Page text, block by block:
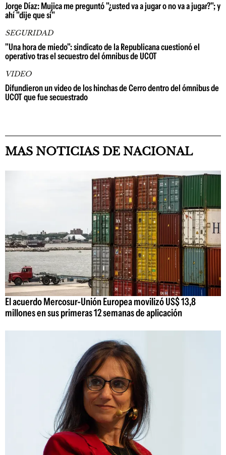
Jorge Díaz: Mujica me preguntó "¿usted va a jugar o no va a jugar?"; y
ahí "dije que sí"
SEGURIDAD
"Una hora de miedo": sindicato de la Republicana cuestionó el
operativo tras el secuestro del ómnibus de UCOT
VIDEO
Difundieron un video de los hinchas de Cerro dentro del ómnibus de
UCOT que fue secuestrado
MAS NOTICIAS DE NACIONAL
El acuerdo Mercosur-Unión Europea movilizó US$ 13,8
millones en sus primeras 12 semanas de aplicación